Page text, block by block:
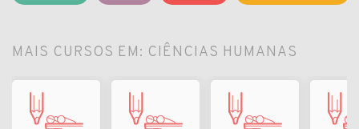
MAIS CURSOS EM: CIÊNCIAS HUMANAS